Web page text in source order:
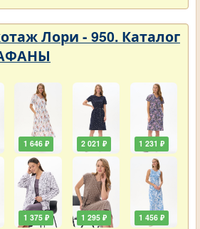
Лори - 950. Каталог
1 646 ₽
1 375 ₽
2 021 ₽
1 295 ₽
1 231 ₽
1 456 ₽